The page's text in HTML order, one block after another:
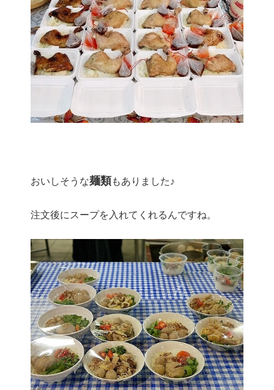
おいしそうな麺類もありました♪
注文後にスープを入れてくれるんですね。